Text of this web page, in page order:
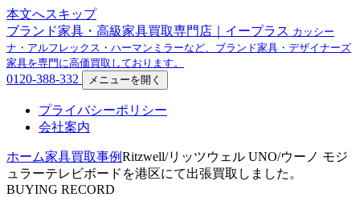
本文へスキップ
ブランド家具・高級家具買取専門店｜イープラス カッシー
ナ・アルフレックス・ハーマンミラーなど、ブランド家具・デザイナーズ
家具を専門に高価買取しております。
0120-388-332 メニューを開く
プライバシーポリシー
会社案内
ホーム家具買取事例Ritzwell/リッツウェル UNO/ウーノ モジ
ュラーテレビボードを港区にて出張買取しました。
BUYING RECORD